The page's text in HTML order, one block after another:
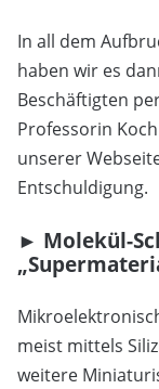
In all dem
haben wir es
Beschäftigten
Professorin
unserer
Entschuldigung.
► Molekül-
meist mittels
weitere